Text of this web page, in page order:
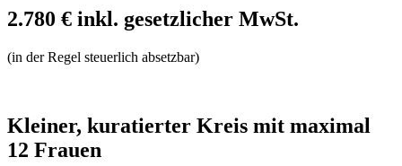
2.780 € inkl. gesetzlicher MwSt.
(in der Regel steuerlich absetzbar)
Kleiner, kuratierter Kreis mit maximal
12 Frauen